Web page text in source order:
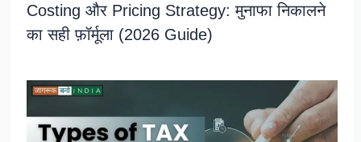
Costing और Pricing Strategy: मुनाफा निकालने
का सही फ़ॉर्मूला (2026 Guide)